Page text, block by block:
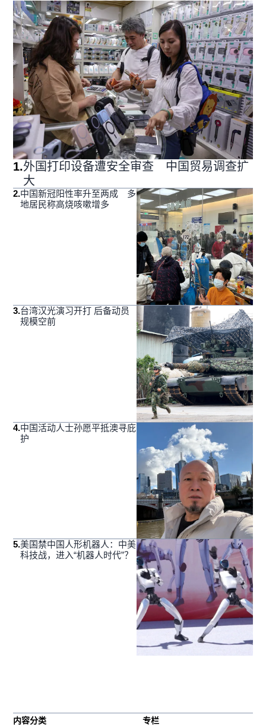
1.外国打印设备遭安全审查 中国贸易调查扩
大
2.中国新冠阳性率升至两成 多
地居民称高烧咳嗽增多
3.台湾汉光演习开打 后备动员
规模空前
4.中国活动人士孙愿平抵澳寻庇
护
5.美国禁中国人形机器人：中美
科技战，进入“机器人时代”？
内容分类 专栏